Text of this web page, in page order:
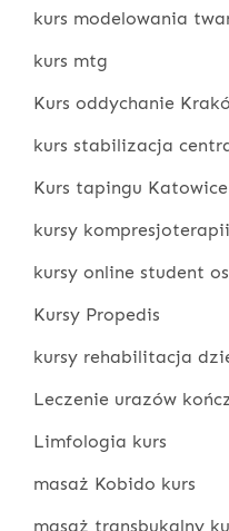
kurs modelowania
kurs mtg
Kurs oddychanie
kurs stabilizacja
Kurs tapingu Katowice
kursy kompresjoterapii
kursy online student
Kursy Propedis
kursy rehabilitacja
Leczenie urazów
Limfologia kurs
masaż Kobido kurs
masaż transbukalny